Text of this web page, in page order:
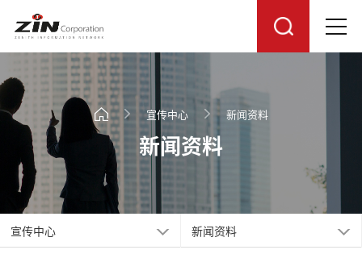
宣传中心 新闻资料
新闻资料
宣传中心 新闻资料